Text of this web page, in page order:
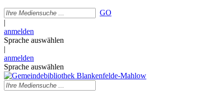
GO
|
anmelden
Sprache auswählen
|
anmelden
Sprache auswählen